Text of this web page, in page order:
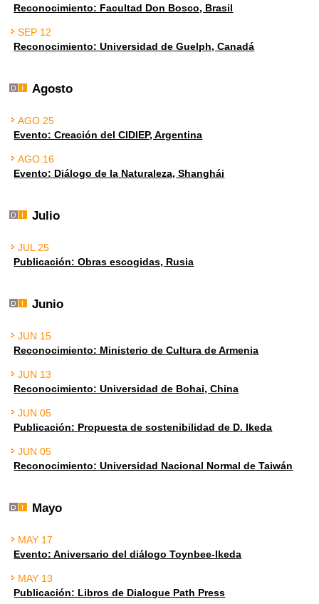
Reconocimiento: Facultad Don Bosco, Brasil
SEP 12
Reconocimiento: Universidad de Guelph, Canadá
Agosto
AGO 25
Evento: Creación del CIDIEP, Argentina
AGO 16
Evento: Diálogo de la Naturaleza, Shanghái
Julio
JUL 25
Publicación: Obras escogidas, Rusia
Junio
JUN 15
Reconocimiento: Ministerio de Cultura de Armenia
JUN 13
Reconocimiento: Universidad de Bohai, China
JUN 05
Publicación: Propuesta de sostenibilidad de D. Ikeda
JUN 05
Reconocimiento: Universidad Nacional Normal de Taiwán
Mayo
MAY 17
Evento: Aniversario del diálogo Toynbee-Ikeda
MAY 13
Publicación: Libros de Dialogue Path Press